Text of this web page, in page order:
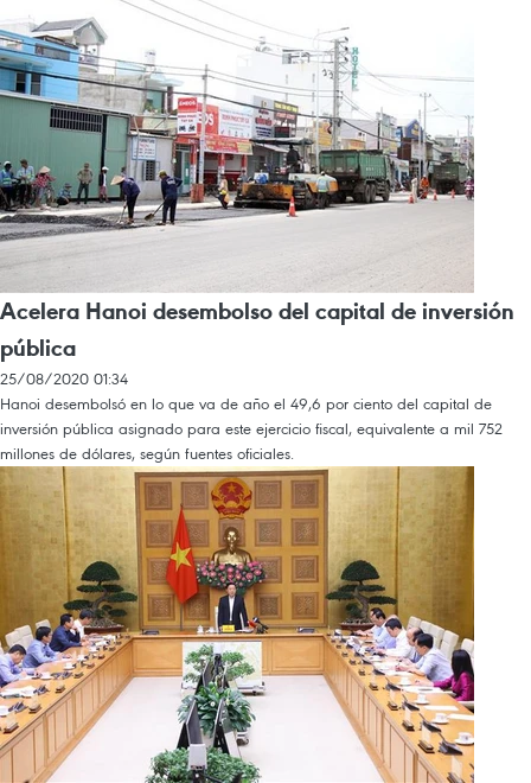
Acelera Hanoi desembolso del capital de inversión
pública
25/08/2020 01:34
Hanoi desembolsó en lo que va de año el 49,6 por ciento del capital de
inversión pública asignado para este ejercicio fiscal, equivalente a mil 752
millones de dólares, según fuentes oficiales.